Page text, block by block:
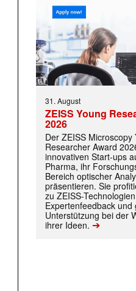
31. August
ZEISS Young
2026
Der ZEISS Microscopy
Researcher Award
innovativen Start-ups
Pharma, ihr
Bereich optischer
präsentieren. Sie
zu ZEISS-
Expertenfeedback und
Unterstützung bei der
ihrer Ideen. ➔